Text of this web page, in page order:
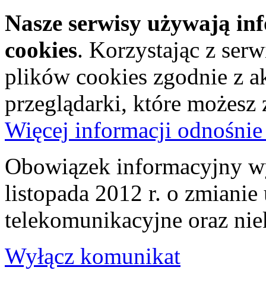
Nasze serwisy używają
cookies. Korzystając z
plików cookies zgodnie z
przeglądarki, które
Więcej informacji
Obowiązek informacyjny
listopada 2012 r. o zmianie
telekomunikacyjne oraz
Wyłącz komunikat